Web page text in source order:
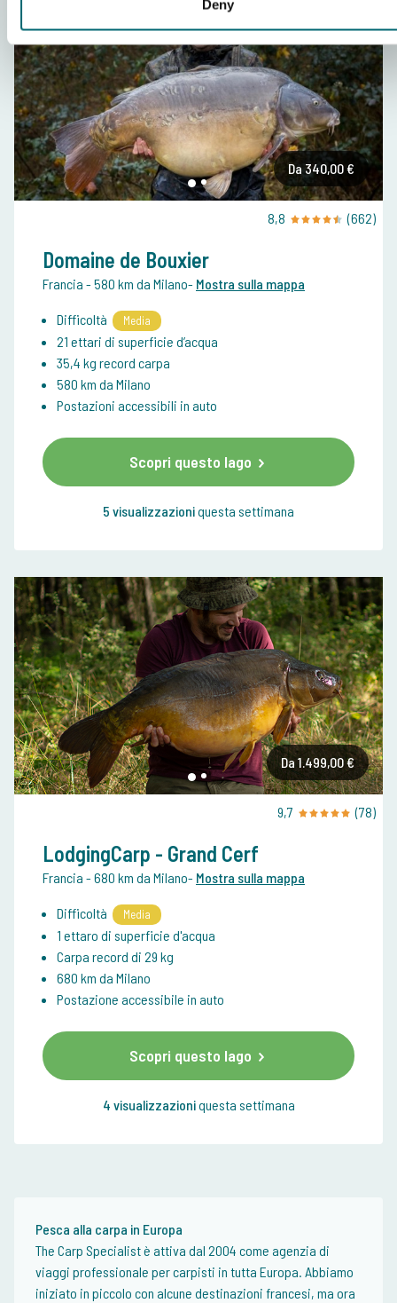
Deny
Da 340,00 €
8,8 (662)
Domaine de Bouxier
Francia - 580 km da Milano- Mostra sulla mappa
Difficoltà Media
21 ettari di superficie d’acqua
35,4 kg record carpa
580 km da Milano
Postazioni accessibili in auto
Scopri questo lago
5 visualizzazioniquesta settimana
Da 1.499,00 €
9,7 (78)
LodgingCarp - Grand Cerf
Francia - 680 km da Milano- Mostra sulla mappa
Difficoltà Media
1 ettaro di superficie d'acqua
Carpa record di 29 kg
680 km da Milano
Postazione accessibile in auto
Scopri questo lago
4 visualizzazioniquesta settimana
Pesca alla carpa in Europa
The Carp Specialist è attiva dal 2004 come agenzia di
viaggi professionale per carpisti in tutta Europa. Abbiamo
iniziato in piccolo con alcune destinazioni francesi, ma ora